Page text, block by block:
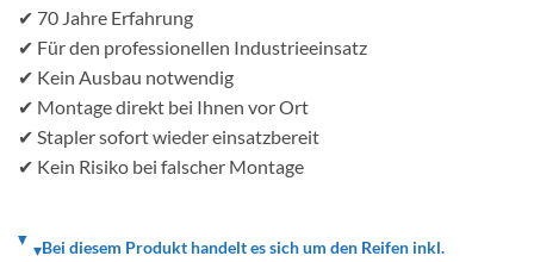
✔ 70 Jahre Erfahrung
✔ Für den professionellen Industrieeinsatz
✔ Kein Ausbau notwendig
✔ Montage direkt bei Ihnen vor Ort
✔ Stapler sofort wieder einsatzbereit
✔ Kein Risiko bei falscher Montage
▾Bei diesem Produkt handelt es sich um den Reifen inkl.